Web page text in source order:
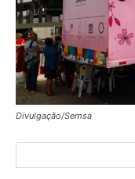
Divulgação/Semsa